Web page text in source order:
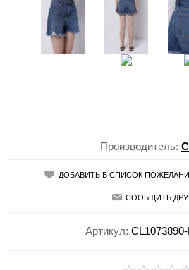
Производитель:
ДОБАВИТЬ В СПИСОК
СООБЩИТЬ
Артикул: